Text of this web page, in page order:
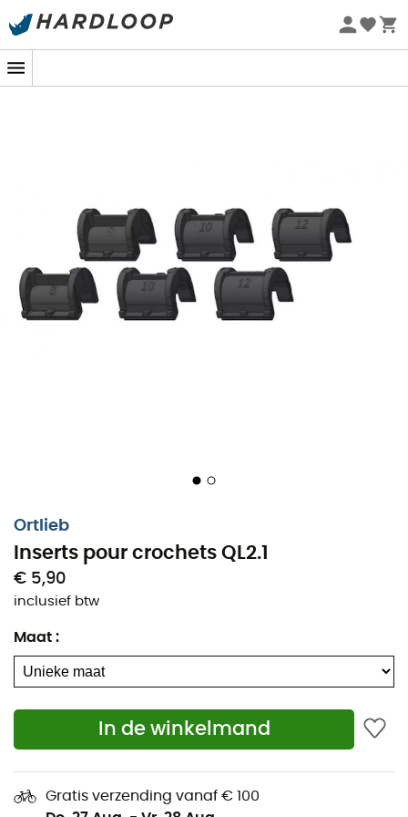
Zomeraanbiedingen 🔥 -5% EXTRA vanaf 2 producten* met
Ortlieb
Inserts pour crochets QL2.1
€ 5,90
inclusief btw
Maat :
In de winkelmand
Gratis verzending vanaf € 100